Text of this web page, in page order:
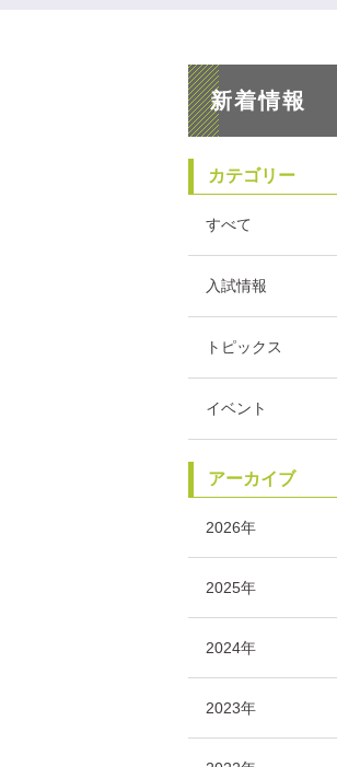
新着情報
カテゴリー
すべて
入試情報
トピックス
イベント
アーカイブ
2026年
2025年
2024年
2023年